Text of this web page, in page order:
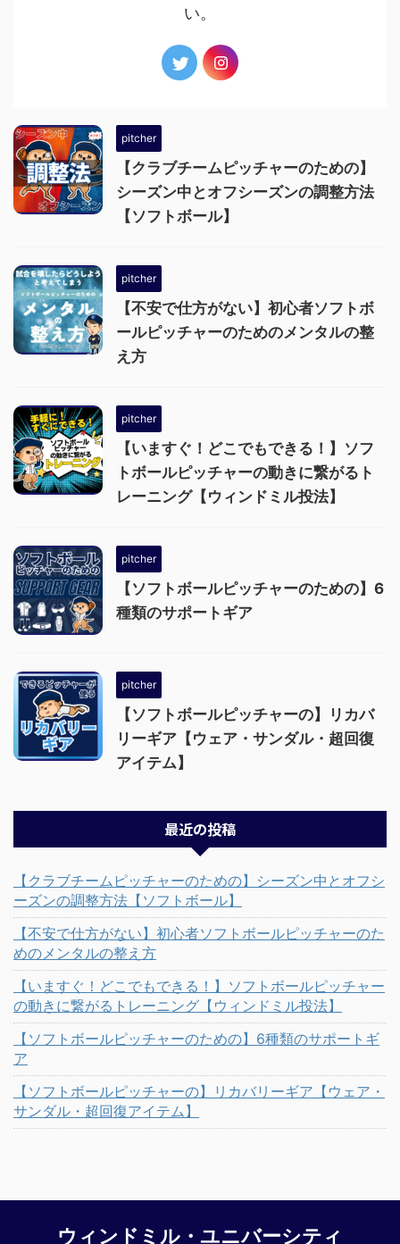
い。
pitcher
【クラブチームピッチャーのための】
シーズン中とオフシーズンの調整方法
【ソフトボール】
pitcher
【不安で仕方がない】初心者ソフトボ
ールピッチャーのためのメンタルの整
え方
pitcher
【いますぐ！どこでもできる！】ソフ
トボールピッチャーの動きに繋がるト
レーニング【ウィンドミル投法】
pitcher
【ソフトボールピッチャーのための】6
種類のサポートギア
pitcher
【ソフトボールピッチャーの】リカバ
リーギア【ウェア・サンダル・超回復
アイテム】
最近の投稿
【クラブチームピッチャーのための】シーズン中とオフシ
ーズンの調整方法【ソフトボール】
【不安で仕方がない】初心者ソフトボールピッチャーのた
めのメンタルの整え方
【いますぐ！どこでもできる！】ソフトボールピッチャー
の動きに繋がるトレーニング【ウィンドミル投法】
【ソフトボールピッチャーのための】6種類のサポートギ
ア
【ソフトボールピッチャーの】リカバリーギア【ウェア・
サンダル・超回復アイテム】
ウィンドミル・ユニバーシティ